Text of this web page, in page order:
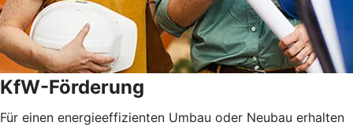
KfW-Förderung
Für einen energieeffizienten Umbau oder Neubau erhalten